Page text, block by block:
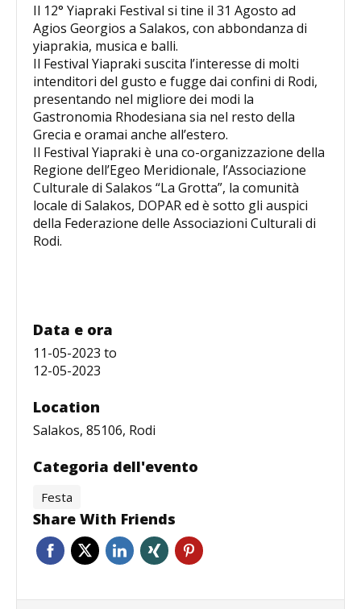
Il 12° Yiapraki Festival si tine il 31 Agosto ad
Agios Georgios a Salakos, con abbondanza di
yiaprakia, musica e balli.
Il Festival Yiapraki suscita l’interesse di molti
intenditori del gusto e fugge dai confini di Rodi,
presentando nel migliore dei modi la
Gastronomia Rhodesiana sia nel resto della
Grecia e oramai anche all’estero.
Il Festival Yiapraki è una co-organizzazione della
Regione dell’Egeo Meridionale, l’Associazione
Culturale di Salakos “La Grotta”, la comunità
locale di Salakos, DOPAR ed è sotto gli auspici
della Federazione delle Associazioni Culturali di
Rodi.
Data e ora
11-05-2023 to
12-05-2023
Location
Salakos, 85106, Rodi
Categoria dell'evento
Festa
Share With Friends